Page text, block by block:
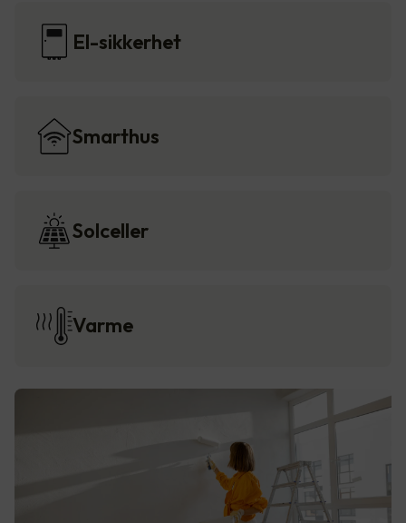
El-sikkerhet
Smarthus
Solceller
Varme